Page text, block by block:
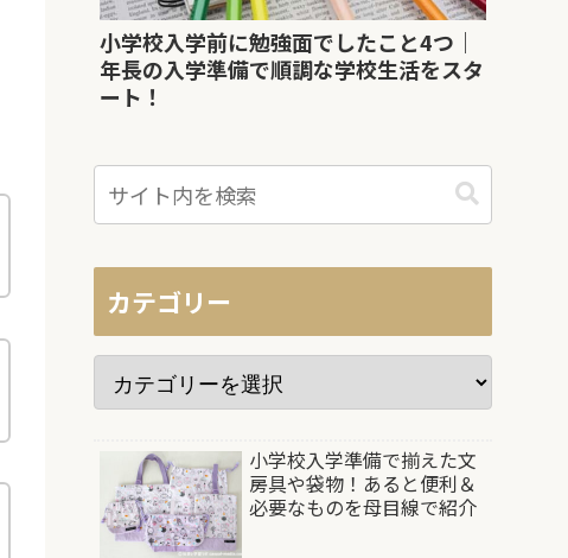
小学校入学前に勉強面でしたこと4つ｜
年長の入学準備で順調な学校生活をスタ
ート！
カテゴリー
小学校入学準備で揃えた文
房具や袋物！あると便利＆
必要なものを母目線で紹介